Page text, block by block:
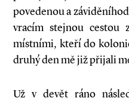
povedenou a
vracím stejnou cestou
místními, kteří do
druhý den mě již přijali
Už v devět ráno